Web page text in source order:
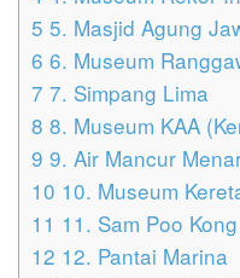
5 5. Masjid Agung
6 6. Museum
7 7. Simpang Lima
8 8. Museum KAA
9 9. Air Mancur
10 10. Museum
11 11. Sam Poo Kong
12 12. Pantai Marina